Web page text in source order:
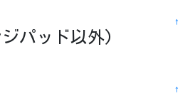
↑
パッド以外)
↑